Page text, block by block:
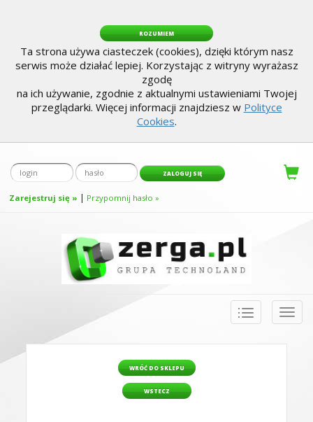
ROZUMIEM
Ta strona używa ciasteczek (cookies), dzięki którym nasz
serwis może działać lepiej. Korzystając z witryny wyrażasz
zgodę
na ich używanie, zgodnie z aktualnymi ustawieniami Twojej
przeglądarki. Więcej informacji znajdziesz w Polityce
Cookies.
Zarejestruj się » | Przypomnij hasło »
Toggle
WRÓĆ DO SKLEPU
WSTECZ